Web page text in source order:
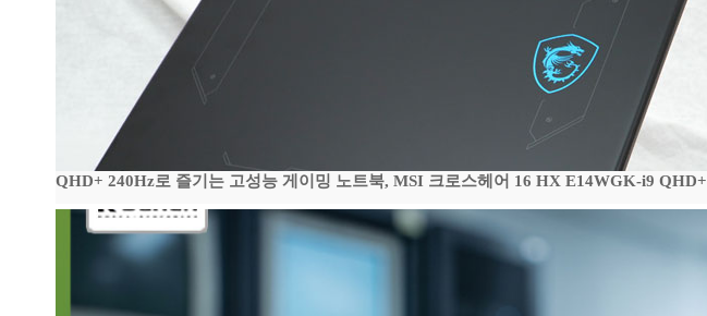
QHD+ 240Hz로 즐기는 고성능 게이밍 노트북, MSI 크로스헤어 16 HX E14WGK-i9 QHD+